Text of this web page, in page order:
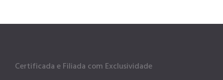
Certificada e Filiada com Exclusividade